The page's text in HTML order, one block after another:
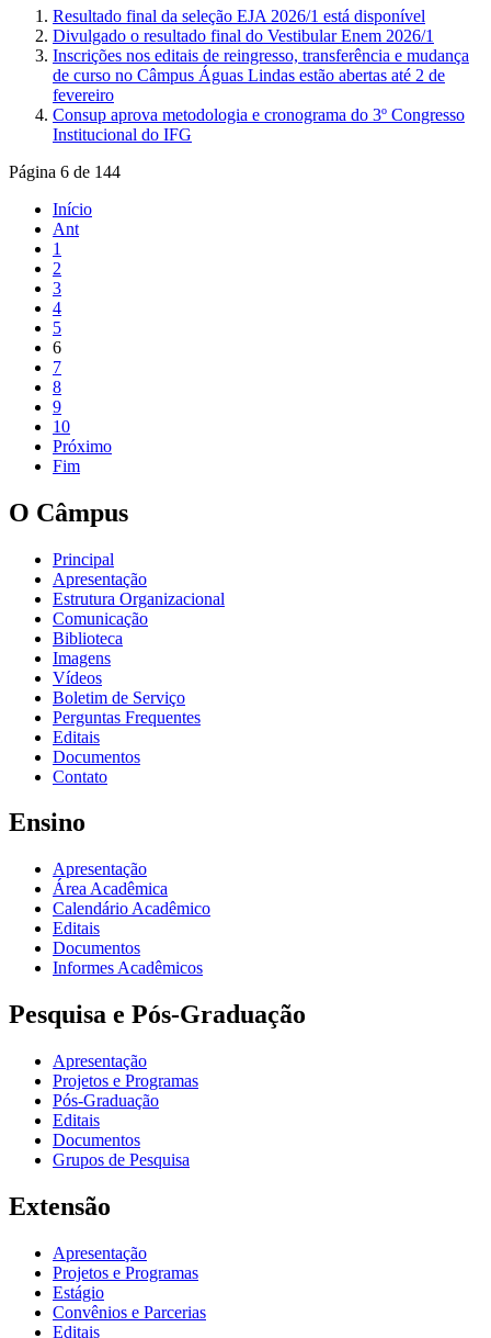
Resultado final da seleção EJA 2026/1 está disponível
Divulgado o resultado final do Vestibular Enem 2026/1
Inscrições nos editais de reingresso, transferência e mudança
de curso no Câmpus Águas Lindas estão abertas até 2 de
fevereiro
Consup aprova metodologia e cronograma do 3º Congresso
Institucional do IFG
Página 6 de 144
Início
Ant
1
2
3
4
5
6
7
8
9
10
Próximo
Fim
O Câmpus
Principal
Apresentação
Estrutura Organizacional
Comunicação
Biblioteca
Imagens
Vídeos
Boletim de Serviço
Perguntas Frequentes
Editais
Documentos
Contato
Ensino
Apresentação
Área Acadêmica
Calendário Acadêmico
Editais
Documentos
Informes Acadêmicos
Pesquisa e Pós-Graduação
Apresentação
Projetos e Programas
Pós-Graduação
Editais
Documentos
Grupos de Pesquisa
Extensão
Apresentação
Projetos e Programas
Estágio
Convênios e Parcerias
Editais